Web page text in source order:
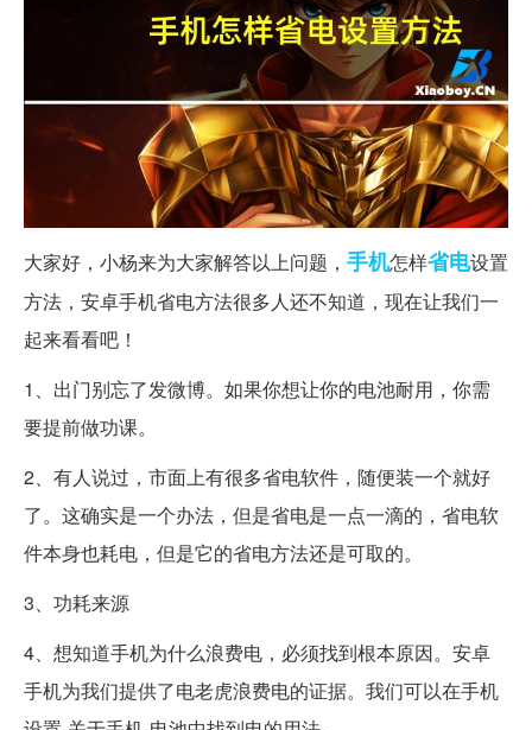
大家好，小杨来为大家解答以上问题， 手机怎样省电设置
方法，安卓手机省电方法很多人还不知道，现在让我们一
起来看看吧！
1、出门别忘了发微博。如果你想让你的电池耐用，你需
要提前做功课。
2、有人说过，市面上有很多省电软件，随便装一个就好
了。这确实是一个办法，但是省电是一点一滴的，省电软
件本身也耗电，但是它的省电方法还是可取的。
3、功耗来源
4、想知道手机为什么浪费电，必须找到根本原因。安卓
手机为我们提供了电老虎浪费电的证据。我们可以在手机